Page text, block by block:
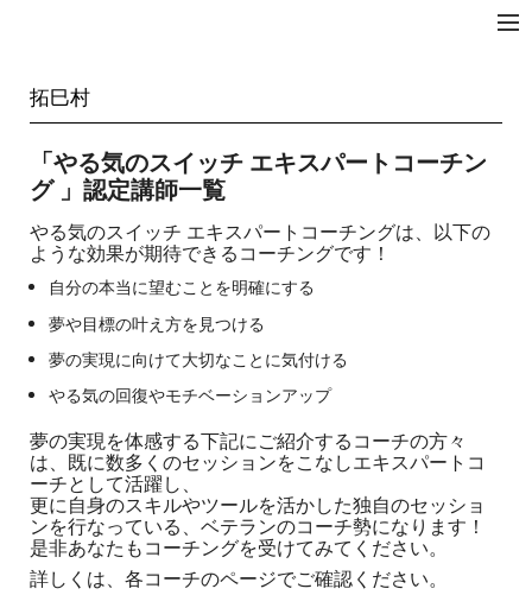
拓巳村
「やる気のスイッチ エキスパートコーチン
グ 」認定講師一覧
やる気のスイッチ エキスパートコーチングは、以下の
ような効果が期待できるコーチングです！
自分の本当に望むことを明確にする
夢や目標の叶え方を見つける
夢の実現に向けて大切なことに気付ける
やる気の回復やモチベーションアップ
夢の実現を体感する下記にご紹介するコーチの方々
は、既に数多くのセッションをこなしエキスパートコ
ーチとして活躍し、
更に自身のスキルやツールを活かした独自のセッショ
ンを行なっている、ベテランのコーチ勢になります！
是非あなたもコーチングを受けてみてください。
詳しくは、各コーチのページでご確認ください。